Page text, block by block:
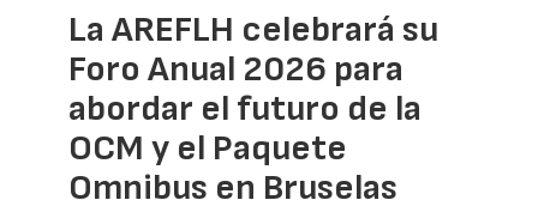
La AREFLH celebrará su
Foro Anual 2026 para
abordar el futuro de la
OCM y el Paquete
Omnibus en Bruselas